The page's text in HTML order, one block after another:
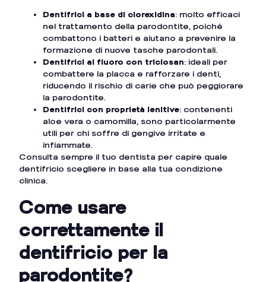
Dentifrici a base di clorexidina: molto efficaci
nel trattamento della parodontite, poiché
combattono i batteri e aiutano a prevenire la
formazione di nuove tasche parodontali.
Dentifrici al fluoro con triclosan: ideali per
combattere la placca e rafforzare i denti,
riducendo il rischio di carie che può peggiorare
la parodontite.
Dentifrici con proprietà lenitive: contenenti
aloe vera o camomilla, sono particolarmente
utili per chi soffre di gengive irritate e
infiammate.
Consulta sempre il tuo dentista per capire quale
dentifricio scegliere in base alla tua condizione
clinica.
Come usare
correttamente il
dentifricio per la
parodontite?